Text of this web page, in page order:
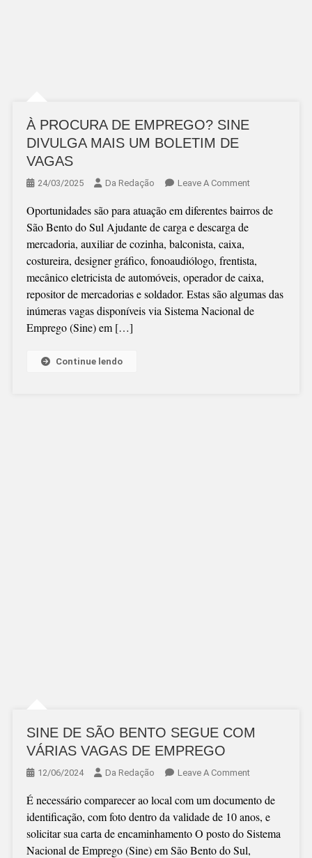
À PROCURA DE EMPREGO? SINE
DIVULGA MAIS UM BOLETIM DE
VAGAS
24/03/2025 Da Redação Leave A CommentOn
PROCURA
SINE
DIVULGA
MAIS
UM
Oportunidades são para atuação em diferentes bairros de
São Bento do Sul Ajudante de carga e descarga de
mercadoria, auxiliar de cozinha, balconista, caixa,
costureira, designer gráfico, fonoaudiólogo, frentista,
mecânico eletricista de automóveis, operador de caixa,
repositor de mercadorias e soldador. Estas são algumas das
inúmeras vagas disponíveis via Sistema Nacional de
Emprego (Sine) em […]
Continue lendo
SINE DE SÃO BENTO SEGUE COM
VÁRIAS VAGAS DE EMPREGO
12/06/2024 Da Redação Leave A CommentOn
DE
SÃO
BENTO
SEGUE
É necessário comparecer ao local com um documento de
identificação, com foto dentro da validade de 10 anos, e
solicitar sua carta de encaminhamento O posto do Sistema
Nacional de Emprego (Sine) em São Bento do Sul,